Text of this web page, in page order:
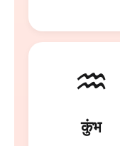
♒
कुंभ